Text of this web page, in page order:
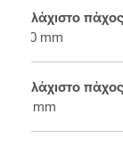
Ελάχιστο
80 mm
Ελάχιστο
4 mm